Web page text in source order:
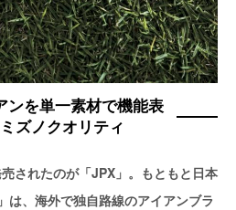
ンを単一素材で機能表
ズノクオリティ
されたのが「JPX」。もともと日本
は、海外で独自路線のアイアンブラ